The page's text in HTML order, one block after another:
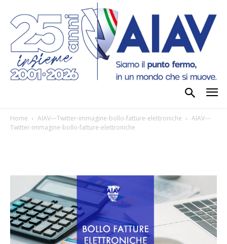
Home AIAV—Twitter-immagine-bollo-fatture-elettroniche
AIAV---
Twitter-immagine-bollo-fatture-elettroniche